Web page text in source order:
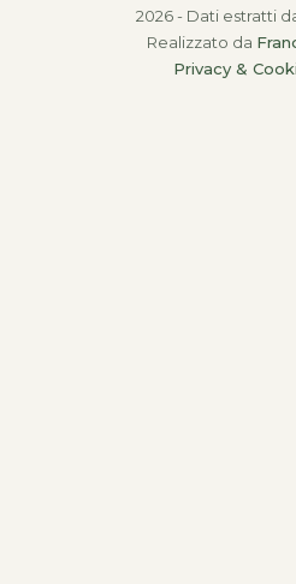
2026 - Dati estratti
Realizzato da
Privacy &